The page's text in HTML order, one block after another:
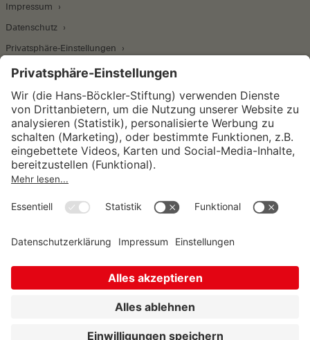
Impressum
Datenschutz
Privatsphäre-Einstellungen
Wirtschafts- und Sozialwissenschaftliches Institut
Institut für Makroökonomie und
Konjunkturforschung
Unternehmensführung
Sozialrecht